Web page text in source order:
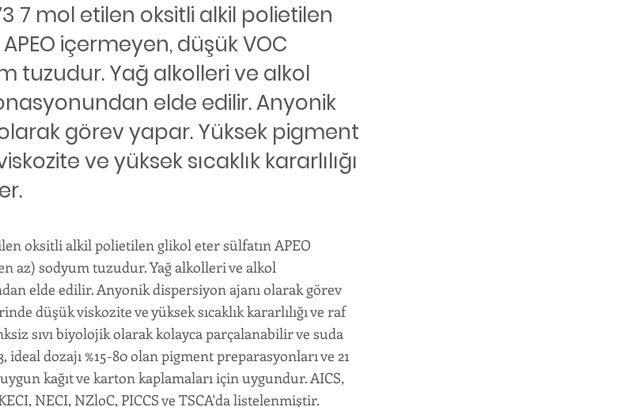
7 mol etilen oksitli alkil polietilen
içermeyen, düşük VOC
tuzudur. Yağ alkolleri ve alkol
elde edilir. Anyonik
görev yapar. Yüksek pigment
ve yüksek sıcaklık kararlılığı
oksitli alkil polietilen glikol eter sülfatın APEO
az) sodyum tuzudur. Yağ alkolleri ve alkol
elde edilir. Anyonik dispersiyon ajanı olarak görev
düşük viskozite ve yüksek sıcaklık kararlılığı ve raf
sıvı biyolojik olarak kolayca parçalanabilir ve suda
ideal dozajı %15-80 olan pigment preparasyonları ve 21
kağıt ve karton kaplamaları için uygundur. AICS,
NECI, NZloC, PICCS ve TSCA'da listelenmiştir.